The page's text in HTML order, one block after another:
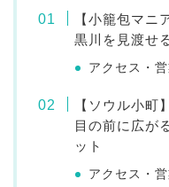
【小籠包マニ
黒川を見渡せ
アクセス・
【ソウル小町
目の前に広が
ット
アクセス・